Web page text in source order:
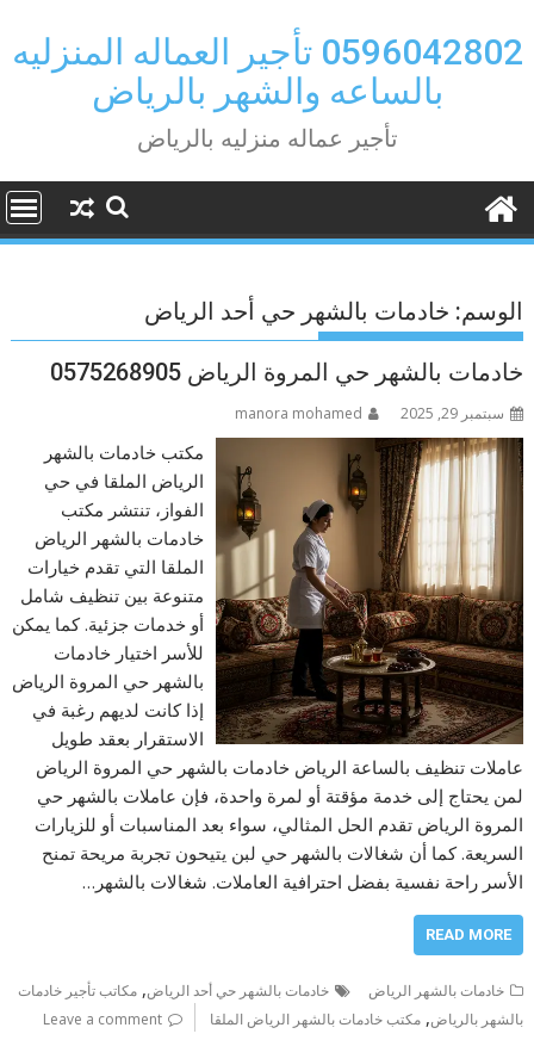
to
content
0596042802 تأجير العماله المنزليه
بالساعه والشهر بالرياض
تأجير عماله منزليه بالرياض
الوسم: خادمات بالشهر حي أحد الرياض
خادمات بالشهر حي المروة الرياض 0575268905
سبتمبر 29, 2025 manora mohamed
مكتب خادمات بالشهر
الرياض الملقا في حي
الفواز، تنتشر مكتب
خادمات بالشهر الرياض
الملقا التي تقدم خيارات
متنوعة بين تنظيف شامل
أو خدمات جزئية. كما يمكن
للأسر اختيار خادمات
بالشهر حي المروة الرياض
إذا كانت لديهم رغبة في
الاستقرار بعقد طويل
عاملات تنظيف بالساعة الرياض خادمات بالشهر حي المروة الرياض
لمن يحتاج إلى خدمة مؤقتة أو لمرة واحدة، فإن عاملات بالشهر حي
المروة الرياض تقدم الحل المثالي، سواء بعد المناسبات أو للزيارات
السريعة. كما أن شغالات بالشهر حي لبن يتيحون تجربة مريحة تمنح
الأسر راحة نفسية بفضل احترافية العاملات. شغالات بالشهر…
READ MORE
خادمات بالشهر الرياض خادمات بالشهر حي أحد الرياض,مكاتب تأجير خادمات
بالشهر بالرياض,مكتب خادمات بالشهر الرياض الملقا Leave a comment